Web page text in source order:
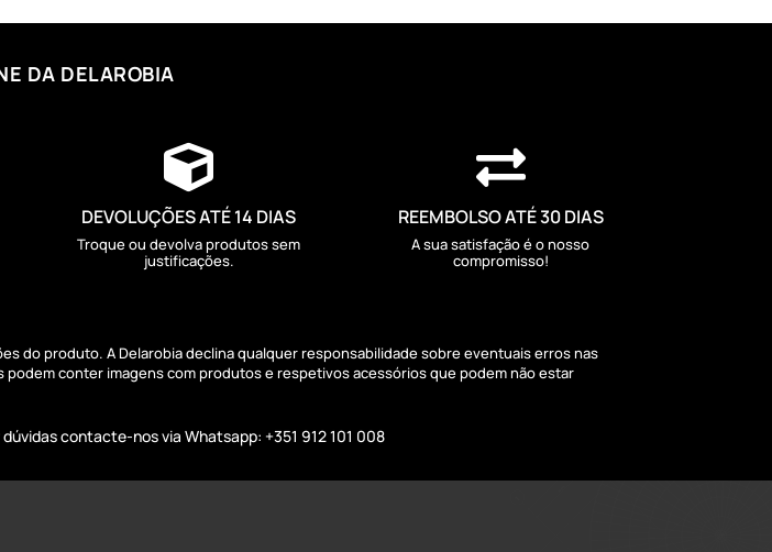
DA DELAROBIA

DEVOLUÇÕES ATÉ 14 DIAS
Troque ou devolva produtos sem
justificações.

REEMBOLSO ATÉ 30 DIAS
A sua satisfação é o nosso
compromisso!
do produto. A Delarobia declina qualquer responsabilidade sobre eventuais erros nas
conter imagens com produtos e respetivos acessórios que podem não estar
contacte-nos via Whatsapp: +351 912 101 008